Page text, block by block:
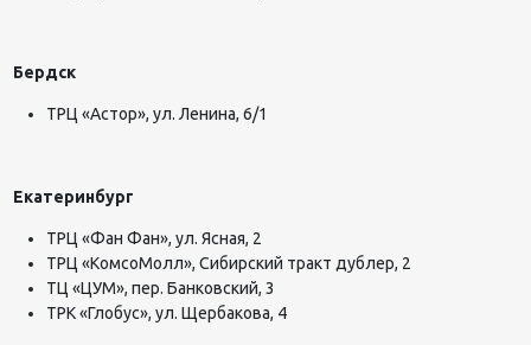
Бердск
ТРЦ «Астор», ул. Ленина, 6/1
Екатеринбург
ТРЦ «Фан Фан», ул. Ясная, 2
ТРЦ «КомсоМолл», Сибирский тракт дублер, 2
ТЦ «ЦУМ», пер. Банковский, 3
ТРК «Глобус», ул. Щербакова, 4